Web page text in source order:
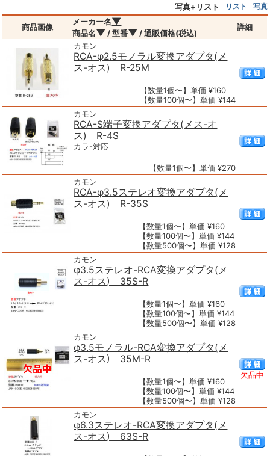
写真+リスト
リスト 写真
商品画像
メーカー名▼
商品名▼ / 型番▼ / 通販価格(税込)
詳細
カモン
RCA-φ2.5モノラル変換アダプタ(メ
ス-オス) R-25M
【数量1個〜】単価 ¥160
【数量100個〜】単価 ¥144
カモン
RCA-S端子変換アダプタ(メス-オ
ス) R-4S
カラ-対応
【数量1個〜】単価 ¥270
カモン
RCA-φ3.5ステレオ変換アダプタ(メ
ス-オス) R-35S
【数量1個〜】単価 ¥160
【数量100個〜】単価 ¥144
【数量500個〜】単価 ¥128
カモン
φ3.5ステレオ-RCA変換アダプタ(メ
ス-オス) 35S-R
【数量1個〜】単価 ¥160
【数量100個〜】単価 ¥144
【数量500個〜】単価 ¥128
カモン
φ3.5モノラル-RCA変換アダプタ(メ
ス-オス) 35M-R
【数量1個〜】単価 ¥160
【数量100個〜】単価 ¥144
【数量500個〜】単価 ¥128
欠品中
カモン
φ6.3ステレオ-RCA変換アダプタ(メ
ス-オス) 63S-R